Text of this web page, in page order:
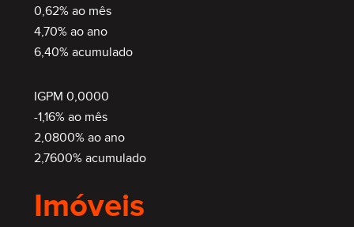
0,62% ao mês
4,70% ao ano
6,40% acumulado
IGPM 0,0000
-1,16% ao mês
2,0800% ao ano
2,7600% acumulado
Imóveis